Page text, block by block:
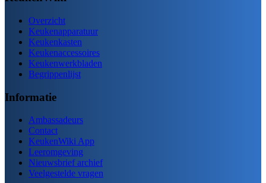
Overzicht
Keukenapparatuur
Keukenkasten
Keukenaccessoires
Keukenwerkbladen
Begrippenlijst
Informatie
Ambassadeurs
Contact
KeukenWiki App
Leeromgeving
Nieuwsbrief archief
Veelgestelde vragen